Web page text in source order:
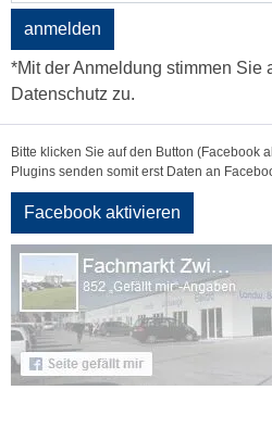
anmelden
*Mit der Anmeldung stimmen Sie
Datenschutz zu.
Bitte klicken Sie auf den Button (Facebook
Plugins senden somit erst Daten an
Facebook aktivieren